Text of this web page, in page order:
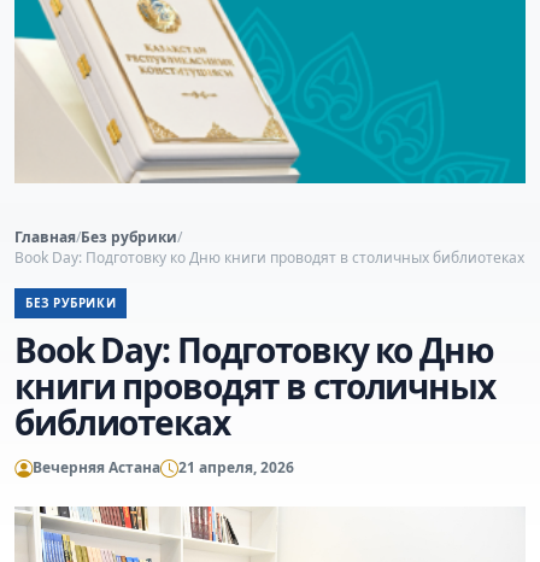
Главная/Без рубрики/
Book Day: Подготовку ко Дню книги проводят в столичных библиотеках
БЕЗ РУБРИКИ
Book Day: Подготовку ко Дню
книги проводят в столичных
библиотеках
Вечерняя Астана 21 апреля, 2026